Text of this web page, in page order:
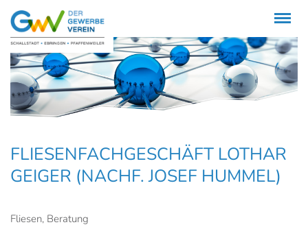
Menü
FLIESENFACHGESCHÄFT LOTHAR
GEIGER (NACHF. JOSEF HUMMEL)
Fliesen, Beratung